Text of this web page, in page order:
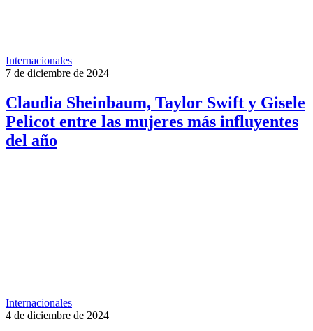
Internacionales
7 de diciembre de 2024
Claudia Sheinbaum, Taylor Swift y Gisele
Pelicot entre las mujeres más influyentes
del año
Internacionales
4 de diciembre de 2024